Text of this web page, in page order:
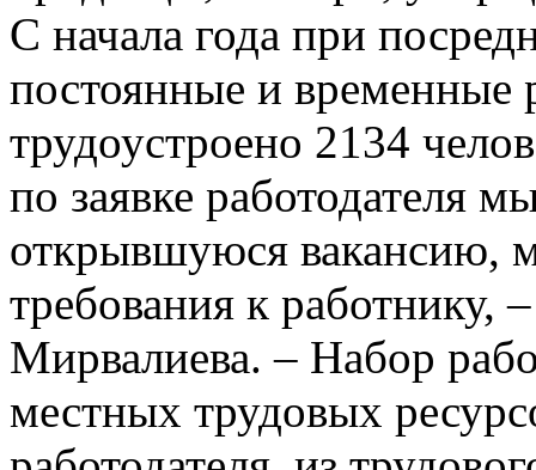
С начала года при
постоянные и временные
трудоустроено 2134
по заявке работодателя
открывшуюся вакансию,
требования к работнику,
Мирвалиева. – Набор
местных трудовых